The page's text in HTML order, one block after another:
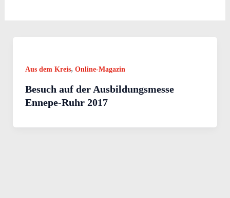
Aus dem Kreis, Online-Magazin
Besuch auf der Ausbildungsmesse
Ennepe-Ruhr 2017